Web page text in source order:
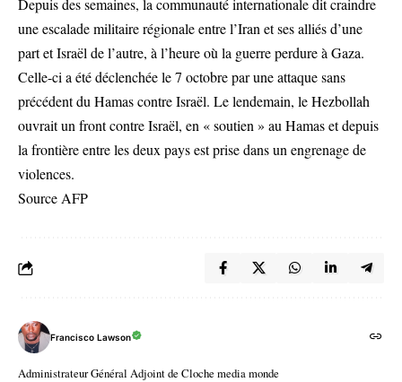
Depuis des semaines, la communauté internationale dit craindre
une escalade militaire régionale entre l’Iran et ses alliés d’une
part et Israël de l’autre, à l’heure où la guerre perdure à Gaza.
Celle-ci a été déclenchée le 7 octobre par une attaque sans
précédent du Hamas contre Israël. Le lendemain, le Hezbollah
ouvrait un front contre Israël, en « soutien » au Hamas et depuis
la frontière entre les deux pays est prise dans un engrenage de
violences.
Source AFP
Francisco Lawson
Administrateur Général Adjoint de Cloche media monde